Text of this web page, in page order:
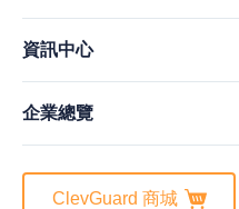
資訊中心
企業總覽
ClevGuard 商城